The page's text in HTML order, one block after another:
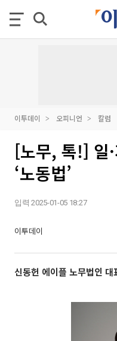
이투데이 오피니언 칼럼
[노무, 톡!] 일
‘노동법’
입력 2025-01-05 18:27
이투데이
신동헌 에이플 노무법인 대